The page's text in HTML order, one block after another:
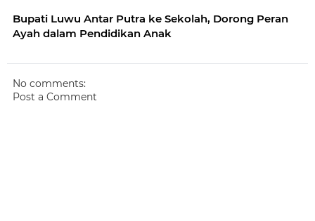
Bupati Luwu Antar Putra ke Sekolah, Dorong Peran
Ayah dalam Pendidikan Anak
No comments:
Post a Comment